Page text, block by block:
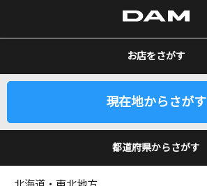
カラオケ検索
カラオケ店舗検索
お店をさがす
現在地からさがす
都道府県からさがす